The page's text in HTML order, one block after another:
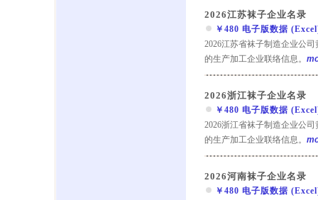
2026江苏袜子企业名录
￥480 电子版数据
2026江苏省袜子制造企业公
的生产加工企业联络信息。
2026浙江袜子企业名录
￥480 电子版数据
2026浙江省袜子制造企业公
的生产加工企业联络信息。
2026河南袜子企业名录
￥480 电子版数据